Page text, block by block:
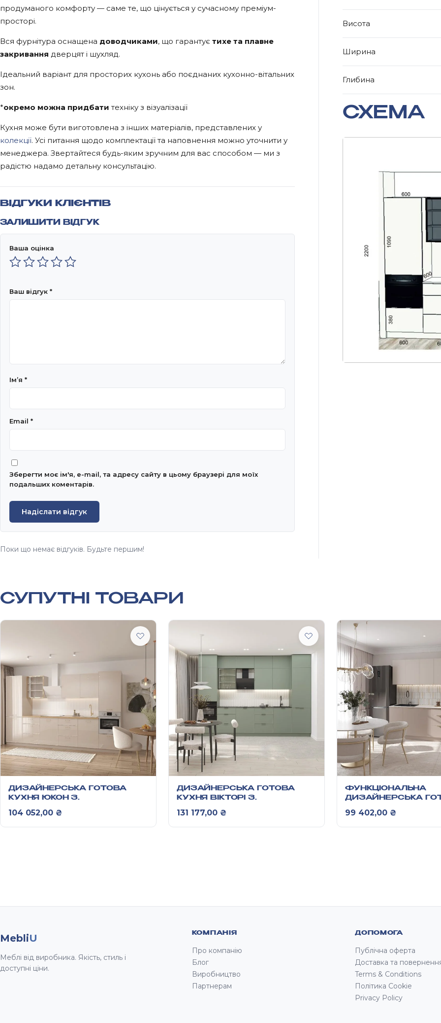
продуманого комфорту — саме те, що цінується у сучасному преміум-
просторі.
Вся фурнітура оснащена доводчиками, що гарантує тихе та плавне
закривання дверцят і шухляд.
Ідеальний варіант для просторих кухонь або поєднаних кухонно-вітальних
зон.
*окремо можна придбати техніку з візуалізації
Кухня може бути виготовлена з інших матеріалів, представлених у
колекції. Усі питання щодо комплектації та наповнення можно уточнити у
менеджера. Звертайтеся будь-яким зручним для вас способом — ми з
радістю надамо детальну консультацію.
ВІДГУКИ КЛІЄНТІВ
ЗАЛИШИТИ ВІДГУК
Ваша оцінка
Ваш відгук *
Імʼя *
Email *
Зберегти моє ім'я, e-mail, та адресу сайту в цьому браузері для моїх
подальших коментарів.
Надіслати відгук
Поки що немає відгуків. Будьте першим!
Висота
Ширина
Глибина
СХЕМА
СУПУТНІ ТОВАРИ
ДИЗАЙНЕРСЬКА ГОТОВА
КУХНЯ ЮКОН З
ФАСАДАМИ ТА
ДОВОДЧИКАМИ 3,6 М
104 052,00 ₴
ДИЗАЙНЕРСЬКА ГОТОВА
КУХНЯ ВІКТОРІ З
ФАСАДАМИ ТА
ДОВОДЧИКАМИ 3,6 М
131 177,00 ₴
ФУНКЦІОНАЛЬНА
ДИЗАЙНЕРСЬКА
ФАСАДАМИ 2,6 М
99 402,00 ₴
MebliU
Меблі від виробника. Якість, стиль і
доступні ціни.
КОМПАНІЯ
Про компанію
Блог
Виробництво
Партнерам
ДОПОМОГА
Публічна оферта
Доставка та
Terms & Conditions
Політика Cookie
Privacy Policy